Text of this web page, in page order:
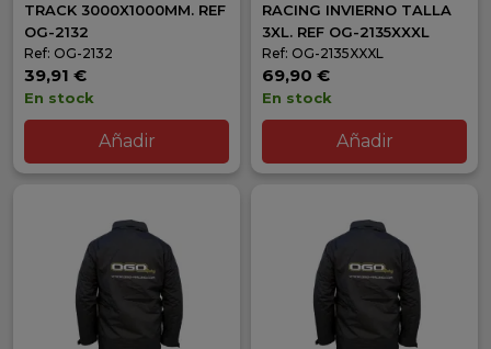
TRACK 3000X1000MM. REF
OG-2132
Ref: OG-2132
39,91 €
En stock
Añadir
RACING INVIERNO TALLA
3XL. REF OG-2135XXXL
Ref: OG-2135XXXL
69,90 €
En stock
Añadir